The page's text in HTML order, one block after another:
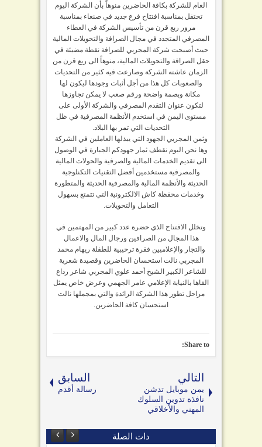
العام للشركة بكافة الحاضرين منوهاً بأن الشركة اليوم
تحتفل بمناسبة افتتاح فرع جديد في صنعاء بمناسبة
مرور ربع قرن من تأسيس الشركة في العطاء
المصرفي المتجدد في مجال الصرافة والتحويلات المالية
حيث أصبحت شركة المجربي للصرافة نقطة مضيئة في
حقل الصرافة والتحويلات المالية، منوهاً الى ربع قرن من
الزمان عاشته الشركة وصارعت فيه كثير من التحديات
والصعوبات كل هذا من أجل أثبات وجودها ليكون لها
مكانة وبصمة واضحة ورقم صعب لا يمكن تجاوزها
لتكون عنوان التقدم المصرفي والشركة الأولى على
مستوى اليمن في استخدم الأنظمة المصرفية في ظل
التحديات التي تمر بها البلاد.
وثمن المجربي الجهود التي يبذلها العاملين في الشركة
وها نحن اليوم نقطف ثمار جهودكم الجبارة في الوصول
الى تقديم الخدمات المالية والصرفية والحولات المالية
والمصرفية مستخدمين أفضل التقنيات التكنلوجية
الحديثة والأنظمة المالية والمصرفية الحديثة والمتطورة
وخدمات محفظة كاش الالكترونية التي تتمتع بسهول
التعامل والتحويلات.
وتخلل الافتتاح الذي حضرة عدد كبير من المهتمين في
هذا المجال من الصرافين ورجال المال والاعمال
والتجار والإعلاميين فقرة ترحيبية للطفلة ريهام محمد
المجربي نالت استحسان الحاضرين وقصيدة شعرية
للشاعر الكبير الشيخ أحمد علوي المجربي شاعر رداع
القاها بالنيابة الإعلامي عامر الجهمي وعرض خاص يمثل
مراحل تطور هذا الشركة الرائدة والتي بمجملها نالت
استحسان كافة الحاضرين.
Share to:
التالي
يمن موبايل تدشن
نافذة تدوين السلوك
المهني والأخلاقي
السابق
رسالة أقدم
دات الصلة